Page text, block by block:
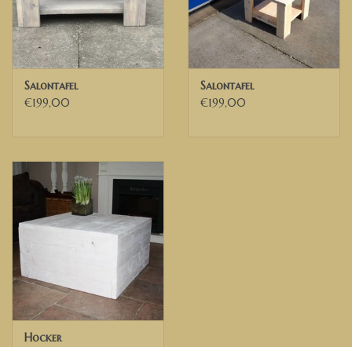
Salontafel
€199,00
Salontafel
€199,00
Hocker